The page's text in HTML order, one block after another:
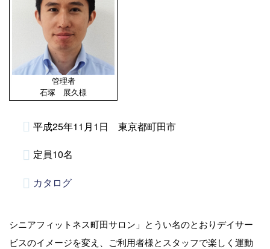
管理者
石塚 展久様
平成25年11月1日 東京都町田市
定員10名
カタログ
シニアフィットネス町田サロン」とうい名のとおりデイサー
ビスのイメージを変え、ご利用者様とスタッフで楽しく運動